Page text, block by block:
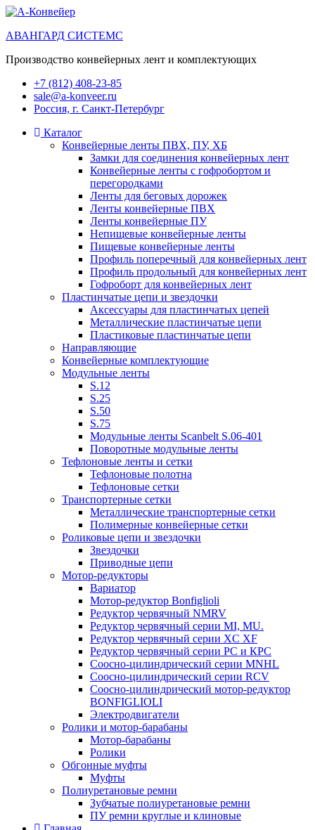
АВАНГАРД СИСТЕМС
Производство конвейерных лент и комплектующих
+7 (812) 408-23-85
sale@a-konveer.ru
Россия, г. Санкт-Петербург
Каталог
Конвейерные ленты ПВХ, ПУ, ХБ
Замки для соединения конвейерных лент
Конвейерные ленты с гофробортом и
перегородками
Ленты для беговых дорожек
Ленты конвейерные ПВХ
Ленты конвейерные ПУ
Непищевые конвейерные ленты
Пищевые конвейерные ленты
Профиль поперечный для конвейерных лент
Профиль продольный для конвейерных лент
Гофроборт для конвейерных лент
Пластинчатые цепи и звездочки
Аксессуары для пластинчатых цепей
Металлические пластинчатые цепи
Пластиковые пластинчатые цепи
Направляющие
Конвейерные комплектующие
Модульные ленты
S.12
S.25
S.50
S.75
Модульные ленты Scanbelt S.06-401
Поворотные модульные ленты
Тефлоновые ленты и сетки
Тефлоновые полотна
Тефлоновые сетки
Транспортерные сетки
Металлические транспортерные сетки
Полимерные конвейерные сетки
Роликовые цепи и звездочки
Звездочки
Приводные цепи
Мотор-редукторы
Вариатор
Мотор-редуктор Bonfiglioli
Редуктор червячный NMRV
Редуктор червячный серии MI, MU.
Редуктор червячный серии XC XF
Редуктор червячный серии РС и КРС
Соосно-цилиндрический серии MNHL
Соосно-цилиндрический серии RCV
Соосно-цилиндрический мотор-редуктор
BONFIGLIOLI
Электродвигатели
Ролики и мотор-барабаны
Мотор-барабаны
Ролики
Обгонные муфты
Муфты
Полиуретановые ремни
Зубчатые полиуретановые ремни
ПУ ремни круглые и клиновые